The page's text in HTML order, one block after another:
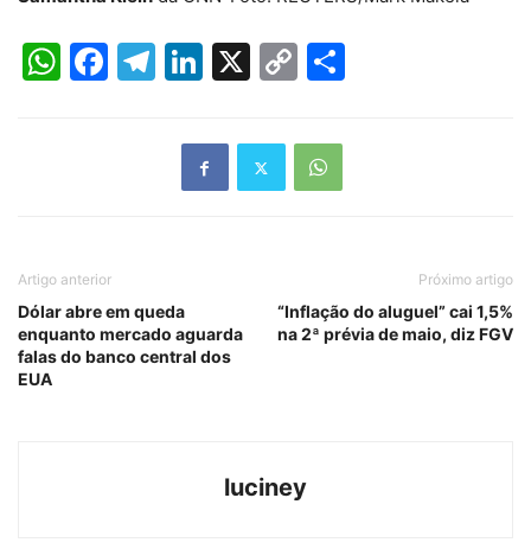
WhatsApp
Facebook
Telegram
LinkedIn
X
Copy
Artigo anterior
Dólar abre em queda
enquanto mercado aguarda
falas do banco central dos
EUA
Próximo artigo
“Inflação do aluguel” cai 1,5%
na 2ª prévia de maio, diz FGV
luciney